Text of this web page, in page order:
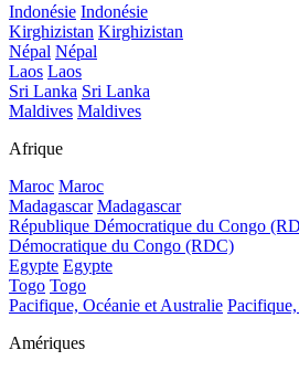
Indonésie Indonésie
Kirghizistan Kirghizistan
Népal Népal
Laos Laos
Sri Lanka Sri Lanka
Maldives Maldives
Afrique
Maroc Maroc
Madagascar Madagascar
République Démocratique du Congo
Démocratique du Congo (RDC)
Egypte Egypte
Togo Togo
Pacifique, Océanie et Australie
Amériques